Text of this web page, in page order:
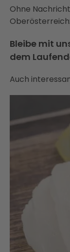
Ohne
Bleibe mit
dem
Auch